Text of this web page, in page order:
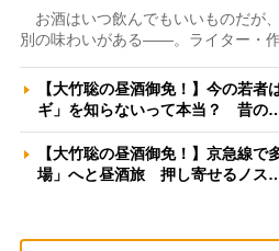
お酒はいつ飲んでもいいものだが
別の味わいがある――。ライター・
【大竹聡の昼酒御免！】今の若者
ギ」を知らないって本当？ 昔の
【大竹聡の昼酒御免！】京急線
場」へと昼酒旅 押し寄せるノス